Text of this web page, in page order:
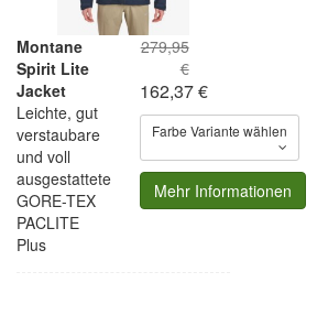
Montane
Spirit Lite
Jacket
Leichte, gut
verstaubare
und voll
ausgestattete
GORE-TEX
PACLITE
Plus
279,95
€
162,37 €
Farbe Variante wählen
Mehr Informationen